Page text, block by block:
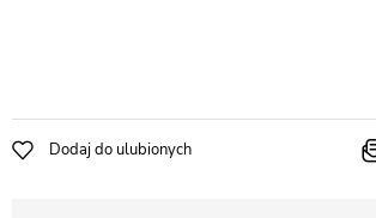
Dodaj do ulubionych